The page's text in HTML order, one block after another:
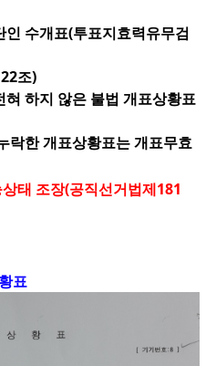
수개표(투표지효력유무검
조)
하지 않은 불법 개표상황표
락한 개표상황표는 개표무효
태 조장(공직선거법제181
표